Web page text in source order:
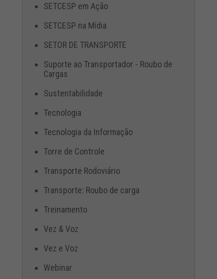
SETCESP em Ação
SETCESP na Mídia
SETOR DE TRANSPORTE
Suporte ao Transportador - Roubo de
Cargas
Sustentabilidade
Tecnologia
Tecnologia da Informação
Torre de Controle
Transporte Rodoviário
Transporte: Roubo de carga
Treinamento
Vez & Voz
Vez e Voz
Webinar